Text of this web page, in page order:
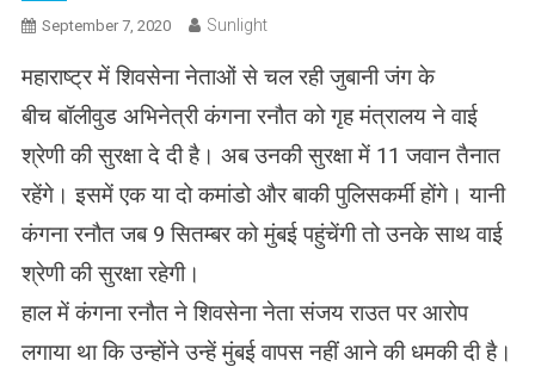
September 7, 2020 Sunlight
महाराष्ट्र में शिवसेना नेताओं से चल रही जुबानी जंग के
बीच बॉलीवुड अभिनेत्री कंगना रनौत को गृह मंत्रालय ने वाई
श्रेणी की सुरक्षा दे दी है। अब उनकी सुरक्षा में 11 जवान तैनात
रहेंगे। इसमें एक या दो कमांडो और बाकी पुलिसकर्मी होंगे। यानी
कंगना रनौत जब 9 सितम्बर को मुंबई पहुंचेंगी तो उनके साथ वाई
श्रेणी की सुरक्षा रहेगी।
हाल में कंगना रनौत ने शिवसेना नेता संजय राउत पर आरोप
लगाया था कि उन्होंने उन्हें मुंबई वापस नहीं आने की धमकी दी है।